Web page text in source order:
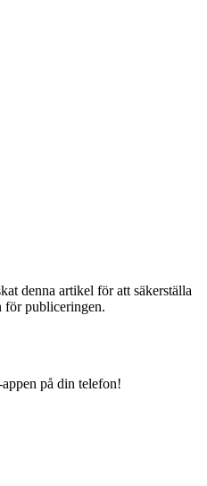
denna artikel för att säkerställa
för publiceringen.
på din telefon!